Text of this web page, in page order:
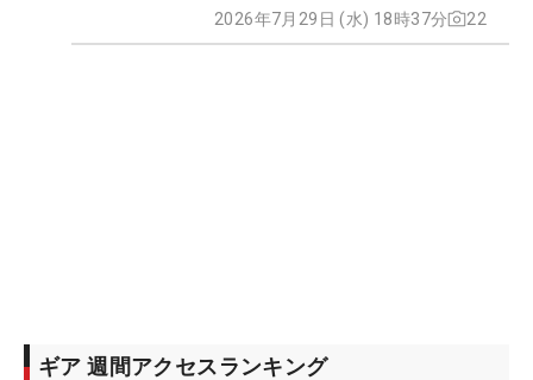
2026年7月29日 (水) 18時37分 22
ギア 週間アクセスランキング